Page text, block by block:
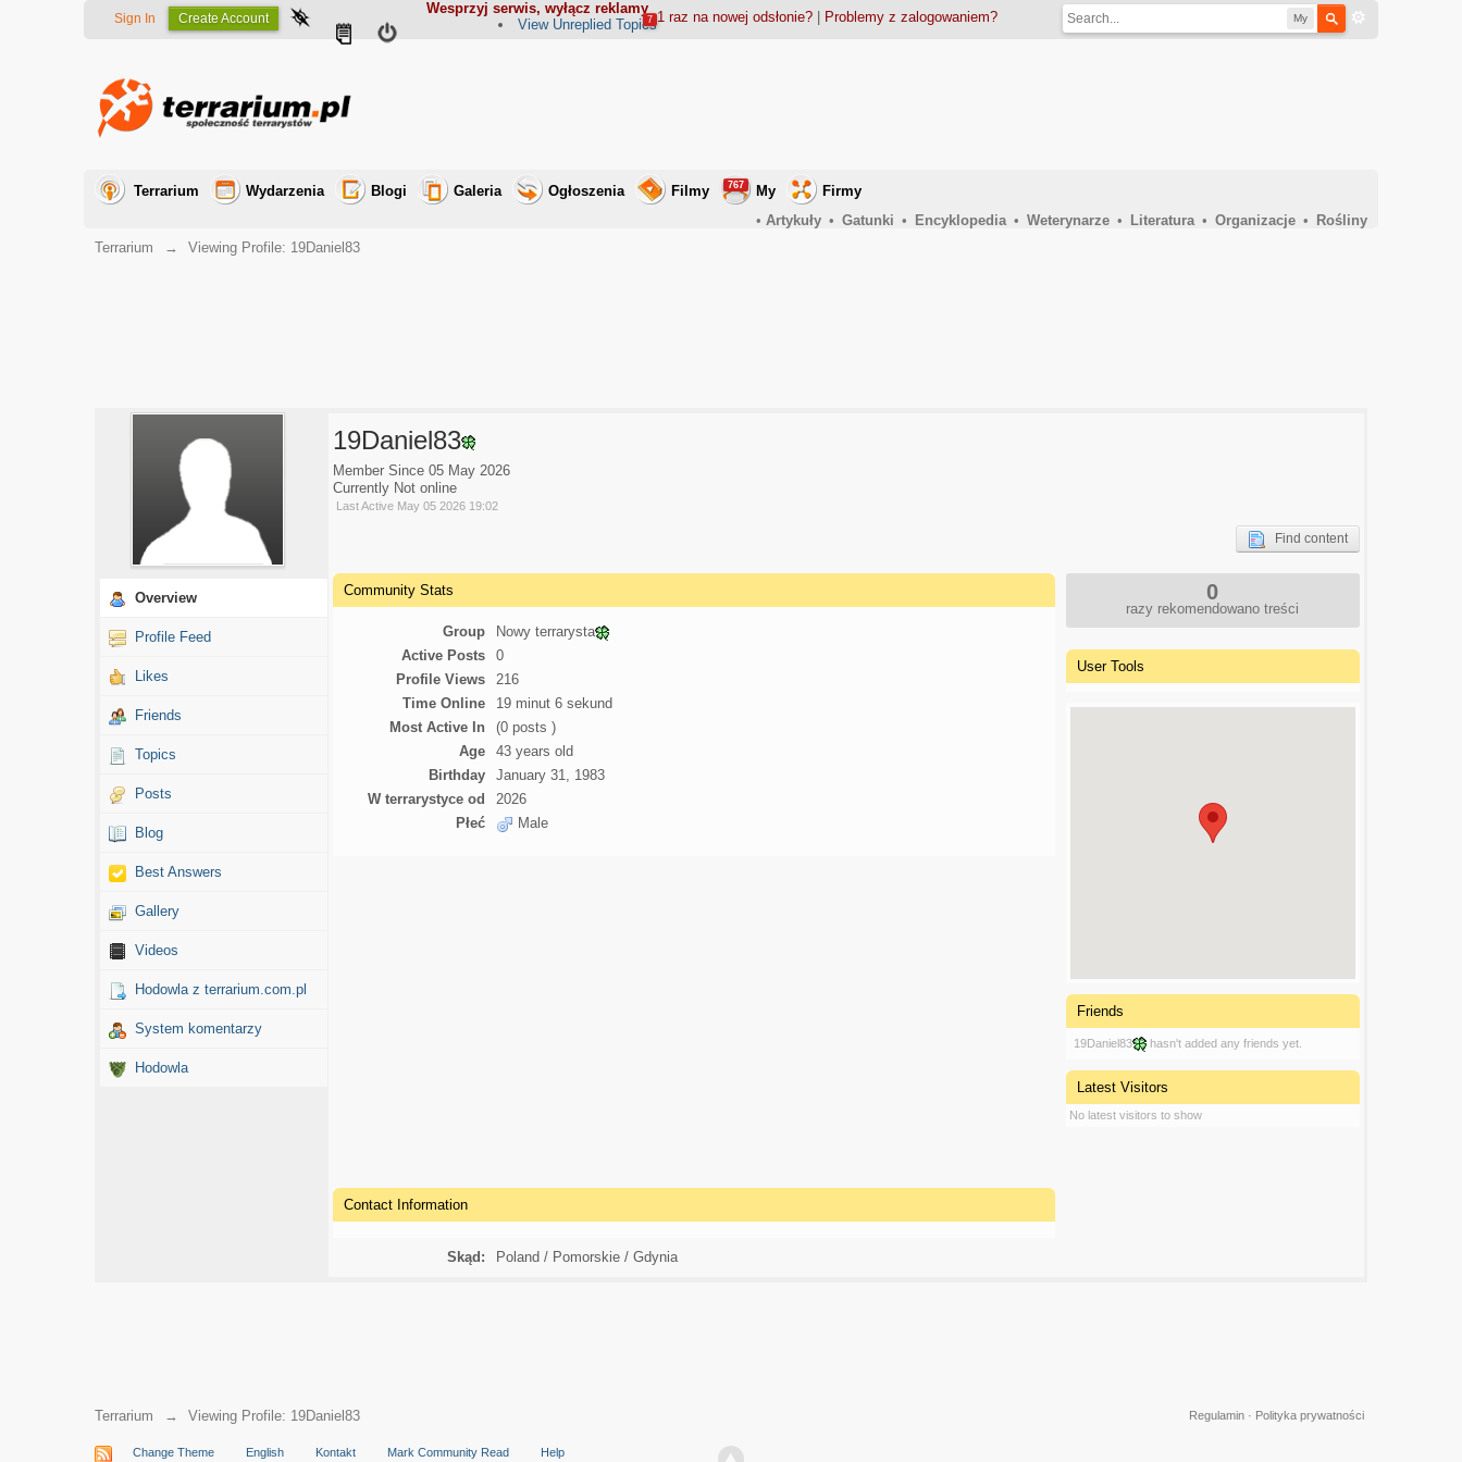
Wesprzyj serwis, wyłącz reklamy
My
Sign In Create Account 1 raz na nowej odsłonie?| Problemy z zalogowaniem?
View Unreplied Topics
7
Terrarium Wydarzenia Blogi Galeria Ogłoszenia Filmy My
767
Firmy
• Artykuły • Gatunki • Encyklopedia • Weterynarze • Literatura • Organizacje •
Rośliny
Terrarium
→ Viewing Profile: 19Daniel83
Overview
Profile Feed
Likes
Friends
Topics
Posts
Blog
Best Answers
Gallery
Videos
Hodowla z terrarium.com.pl
System komentarzy
Hodowla
19Daniel83
Member Since 05 May 2026
Currently Not online
Last Active May 05 2026 19:02
Find content
Community Stats
Group
Nowy terrarysta
Active Posts
0
Profile Views
216
Time Online
19 minut 6 sekund
Most Active In
(0 posts )
Age
43 years old
Birthday
January 31, 1983
W terrarystyce od
2026
Płeć
Male
Contact Information
Skąd: Poland / Pomorskie / Gdynia
0
razy rekomendowano treści
User Tools
Friends
19Daniel83 hasn't added any friends yet.
Latest Visitors
No latest visitors to show
Terrarium → Viewing Profile: 19Daniel83 Polityka prywatności
Regulamin·
Change Theme English Kontakt Mark Community Read Help